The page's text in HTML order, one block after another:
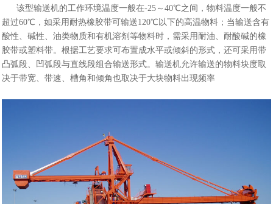
该型输送机的工作环境温度一般在-25～40℃之间，物料温度一般不
超过60℃，如采用耐热橡胶带可输送120℃以下的高温物料；当输送含有
酸性、碱性、油类物质和有机溶剂等物料时，需采用耐油、耐酸碱的橡
胶带或塑料带。根据工艺要求可布置成水平或倾斜的形式，还可采用带
凸弧段、凹弧段与直线段组合输送形式。输送机允许输送的物料块度取
决于带宽、带速、槽角和倾角也取决于大块物料出现频率